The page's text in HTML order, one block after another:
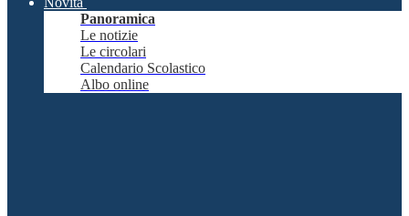
Panoramica
Le notizie
Le circolari
Calendario Scolastico
Albo online